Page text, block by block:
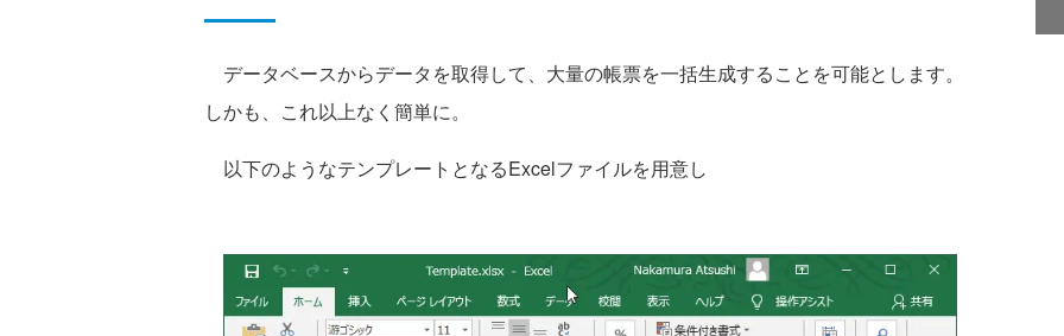
データベースからデータを取得して、大量の帳票を一括生成することを可能とします。
しかも、これ以上なく簡単に。
以下のようなテンプレートとなるExcelファイルを用意し